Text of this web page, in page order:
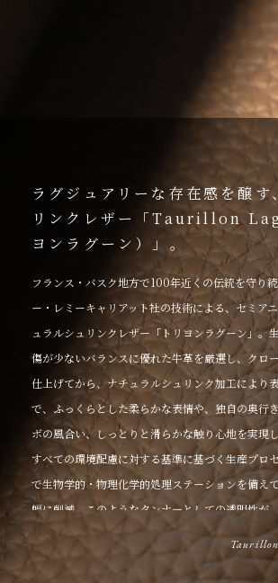
ラグジュアリーな存在感を醸
リンクレザー「Taurillon
ヨンラグーン）」。
フランス・バスク地方で100年近くの伝統を守り
ー・レミーキャリアット社の技術による、セミア
ュラルシュリンクレザー「トリヨンラグーン」。
傷が少ないバランスに優れた牛革を厳選し、クロ
仕上げてから、ナチュラルシュリンク加工により
で、ふっくらとした柔らかな表情や、独自の奥行
ボの風合い、しっとりと滑らかな触り心地を実現
すべての環境配慮に対する基準に基づく生産プロ
で生物学的・物理化学的処理ステーションを備え
幅に削減。このようなタンナーとしての透明性が
満たすラグジュアリー感や、心地よい風合いや発
る美しい仕上がりとともに、世界の著名ハイブラ